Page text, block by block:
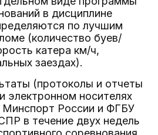
в дисциплине
по лучшим
(количество буев/
катера км/ч,
заездах).
(протоколы и отчеты
электронном носителях
Минспорт России и ФГБУ
в течение двух недель